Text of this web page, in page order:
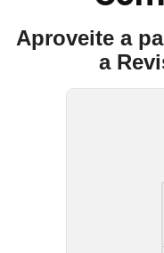
Aproveite a
a